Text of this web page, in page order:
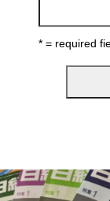
* = required